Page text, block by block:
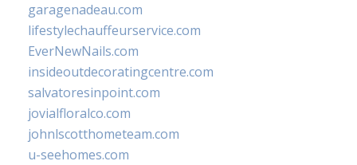
garagenadeau.com
lifestylechauffeurservice.com
EverNewNails.com
insideoutdecoratingcentre.com
salvatoresinpoint.com
jovialfloralco.com
johnlscotthometeam.com
u-seehomes.com